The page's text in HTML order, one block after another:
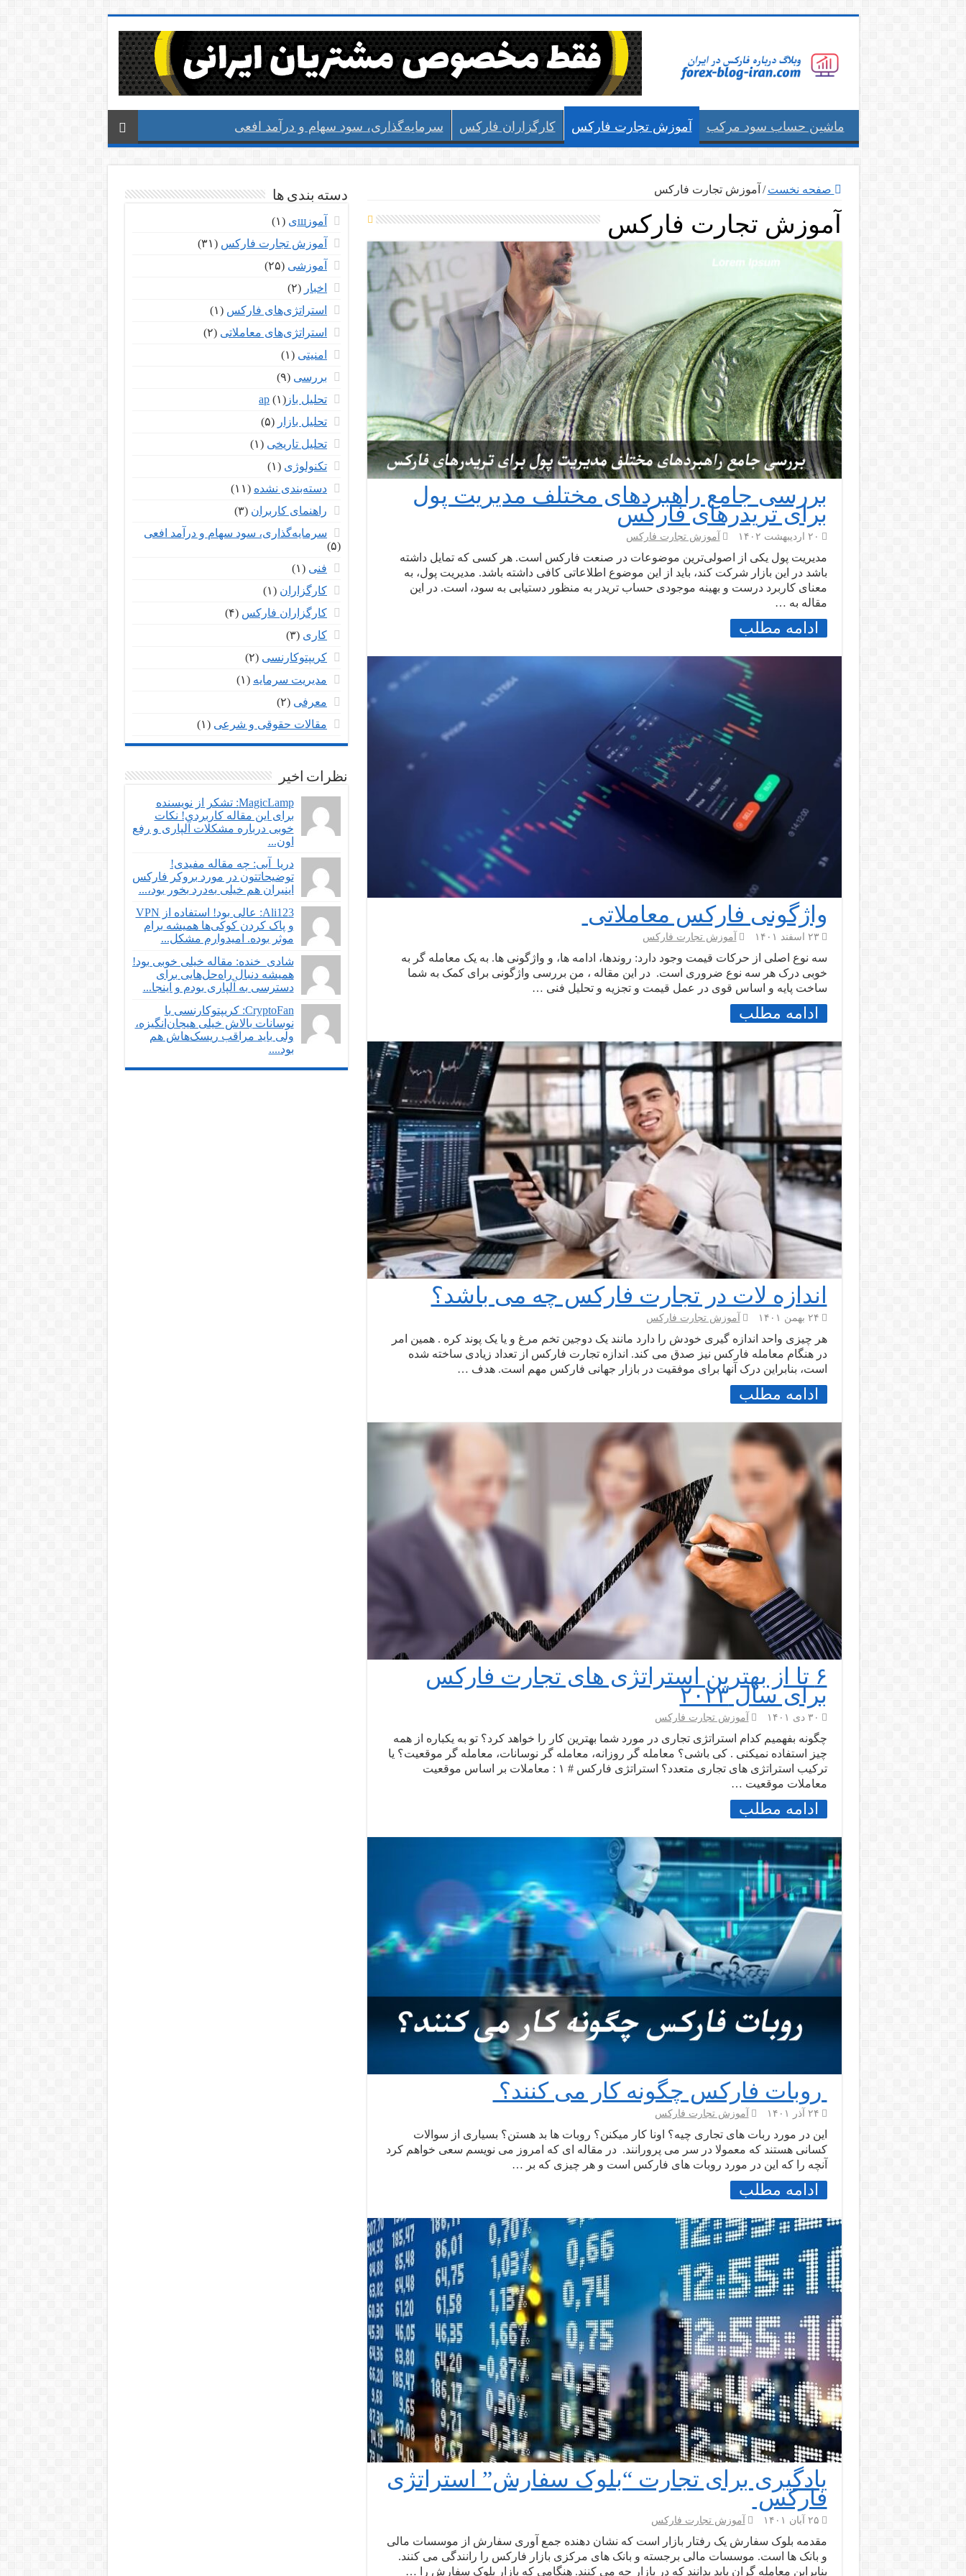
ماشین حساب سود مرکب آموزش تجارت فارکس کارگزاران فارکس سرمایه‌گذاری، سود سهام و درآمد افعی
صفحه نخست / آموزش تجارت فارکس
آموزش تجارت فارکس
بررسی جامع راهبردهای مختلف مدیریت پول
برای تریدرهای فارکس
۲۰ اردیبهشت ۱۴۰۲ آموزش تجارت فارکس
مدیریت پول یکی از اصولی‌ترین موضوعات در صنعت فارکس است. هر کسی که تمایل داشته
باشد در این بازار شرکت کند، باید از این موضوع اطلاعاتی کافی داشته باشد. مدیریت پول، به
معنای کاربرد درست و بهینه موجودی حساب تریدر به منظور دستیابی به سود، است. در این
مقاله به …
ادامه مطلب
واژگونی فارکس معاملاتی
۲۳ اسفند ۱۴۰۱ آموزش تجارت فارکس
سه نوع اصلی از حرکات قیمت وجود دارد: روندها، ادامه ها، و واژگونی ها. به یک معامله گر به
خوبی درک هر سه نوع ضروری است. در این مقاله ، من بررسی واژگونی برای کمک به شما
ساخت پایه و اساس قوی در عمل قیمت و تجزیه و تحلیل فنی …
ادامه مطلب
اندازه لات در تجارت فارکس چه می باشد؟
۲۴ بهمن ۱۴۰۱ آموزش تجارت فارکس
هر چیزی واحد اندازه گیری خودش را دارد مانند یک دوجین تخم مرغ و یا یک پوند کره . همین امر
در هنگام معامله فارکس نیز صدق می کند. اندازه تجارت فارکس از تعداد زیادی ساخته شده
است، بنابراین درک آنها برای موفقیت در بازار جهانی فارکس مهم است. هدف …
ادامه مطلب
۶ تا از بهترین استراتژی های تجارت فارکس
برای سال ۲۰۲۳
۳۰ دی ۱۴۰۱ آموزش تجارت فارکس
چگونه بفهمیم کدام استراتژی تجاری در مورد شما بهترین کار را خواهد کرد؟ تو به یکباره از همه
چیز استفاده نمیکنی . کی باشی؟ معامله گر روزانه، معامله گر نوسانات، معامله گر موقعیت؟ یا
ترکیب استراتژی های تجاری متعدد؟ استراتژی فارکس # ۱ : معاملات بر اساس موقعیت
معاملات موقعیت …
ادامه مطلب
روبات فارکس چگونه کار می کنند؟
۲۴ آذر ۱۴۰۱ آموزش تجارت فارکس
این در مورد ربات های تجاری چیه؟ اونا کار میکنن؟ روبات ها بد هستن؟ بسیاری از سوالات
کسانی هستند که معمولا در سر می پرورانند. در مقاله ای که امروز می نویسم سعی خواهم کرد
آنچه را که این در مورد روبات های فارکس است و هر چیزی که بر …
ادامه مطلب
یادگیری برای تجارت “بلوک سفارش” استراتژی
فارکس
۲۵ آبان ۱۴۰۱ آموزش تجارت فارکس
مقدمه بلوک سفارش یک رفتار بازار است که نشان دهنده جمع آوری سفارش از موسسات مالی
و بانک ها است. موسسات مالی برجسته و بانک های مرکزی بازار فارکس را رانندگی می کنند.
بنابراین معامله گران باید بدانند که در بازار چه می کنند. هنگامی که بازار بلوک سفارش را …
دسته بندی ها
آموزшی
(۱)
آموزش تجارت فارکس (۳۱)
آموزشی (۲۵)
اخبار (۲)
استراتژی‌های فارکس (۱)
استراتژی‌های معاملاتی (۲)
امنیتی (۱)
بررسی (۹)
تحلیل بازар (۱)
تحلیل بازار (۵)
تحلیل تاریخی (۱)
تکنولوژی (۱)
دسته‌بندی نشده (۱۱)
راهنمای کاربران (۳)
سرمایه‌گذاری، سود سهام و درآمد افعی
(۵)
فنی (۱)
کارگزاران (۱)
کارگزاران فارکس (۴)
کاری (۳)
کریپتوکارنسی (۲)
مدیریت سرمایه (۱)
معرفی (۲)
مقالات حقوقی و شرعی (۱)
نظرات اخیر
MagicLamp: تشکر از نویسنده
برای این مقاله کاربردی! نکات
خوبی درباره مشکلات آلپاری و رفع
اون...
دریا_آبی: چه مقاله مفیدی!
توضیحاتتون در مورد بروکر فارکس
اینیران هم خیلی به‌درد بخور بود،...
Ali123: عالی بود! استفاده از VPN
و پاک کردن کوکی‌ها همیشه برام
موثر بوده. امیدوارم مشکل...
شادی_خنده: مقاله خیلی خوبی بود!
همیشه دنبال راه‌حل‌هایی برای
دسترسی به آلپاری بودم و اینجا...
CryptoFan: کریپتوکارنسی با
نوسانات بالاش خیلی هیجان‌انگیزه،
ولی باید مراقب ریسک‌هاش هم
بود....